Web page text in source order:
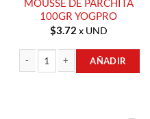
MOUSSE DE PARCHITA
100GR YOGPRO
$3.72 x UND
AÑADIR